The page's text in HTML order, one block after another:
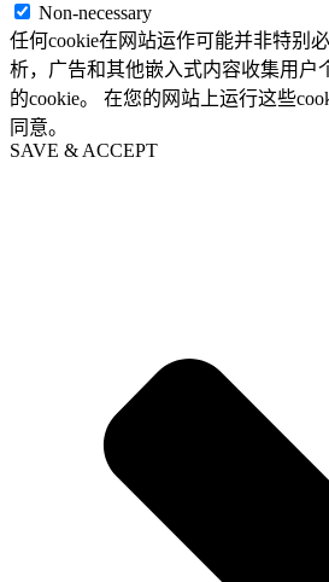
Non-necessary
任何cookie在网站运作可能并非特别
析，广告和其他嵌入式内容收集用户
的cookie。 在您的网站上运行这些
同意。
SAVE & ACCEPT